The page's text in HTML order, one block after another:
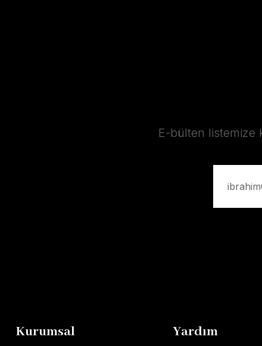
E-bülten listemize
Kurumsal Yardım